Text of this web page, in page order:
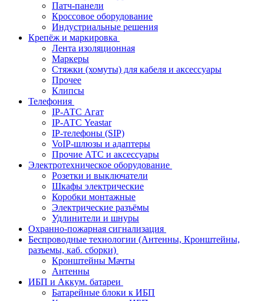
Патч-панели
Кроссовое оборудование
Индустриальные решения
Крепёж и маркировка
Лента изоляционная
Маркеры
Стяжки (хомуты) для кабеля и аксессуары
Прочее
Клипсы
Телефония
IP-АТС Агат
IP-АТС Yeastar
IP-телефоны (SIP)
VoIP-шлюзы и адаптеры
Прочие АТС и аксессуары
Электротехническое оборудование
Розетки и выключатели
Шкафы электрические
Коробки монтажные
Электрические разъёмы
Удлинители и шнуры
Охранно-пожарная сигнализация
Беспроводные технологии (Антенны, Кронштейны,
разъемы, каб. сборки)
Кронштейны Мачты
Антенны
ИБП и Аккум. батареи
Батарейные блоки к ИБП